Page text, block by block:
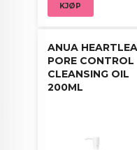
KJØP
ANUA
PORE CONTROL
CLEANSING OIL
200ML